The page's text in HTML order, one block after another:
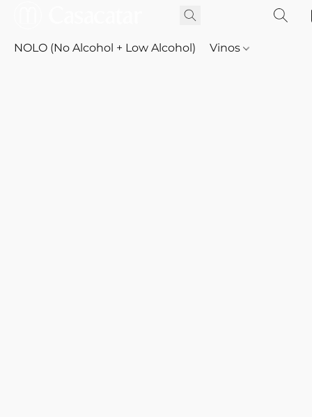
NOLO (No Alcohol + Low Alcohol) Vinos